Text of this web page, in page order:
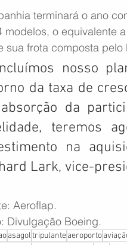
terminará o ano
modelos, o equivalente
sua frota composta pelo
nosso
da taxa de
da
teremos
na
Lark, vice-
Aeroflap.
Divulgação Boeing.
asagoltripulanteaeroporto